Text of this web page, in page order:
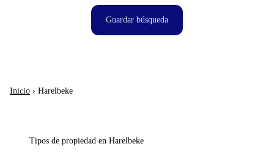
Guardar búsqueda
Inicio › Harelbeke
Tipos de propiedad en Harelbeke